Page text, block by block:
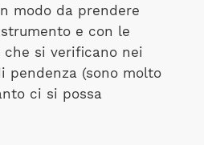
modo da prendere
e con le
si verificano nei
pendenza (sono molto
ci si possa